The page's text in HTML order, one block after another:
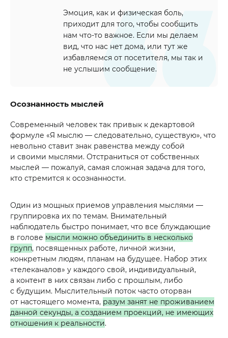
Эмоция, как и физическая боль,
приходит для того, чтобы сообщить
нам что-то важное. Если мы делаем
вид, что нас нет дома, или тут же
избавляемся от посетителя, мы так и
не услышим сообщение.
Осознанность мыслей
Современный человек так привык к декартовой
формуле «Я мыслю — следовательно, существую», что
невольно ставит знак равенства между собой
и своими мыслями. Отстраниться от собственных
мыслей — пожалуй, самая сложная задача для того,
кто стремится к осознанности.
Один из мощных приемов управления мыслями —
группировка их по темам. Внимательный
наблюдатель быстро понимает, что все блуждающие
в голове мысли можно объединить в несколько
групп, посвященных работе, личной жизни,
конкретным людям, планам на будущее. Набор этих
«телеканалов» у каждого свой, индивидуальный,
а контент в них связан либо с прошлым, либо
с будущим. Мыслительный поток часто оторван
от настоящего момента, разум занят не проживанием
данной секунды, а созданием проекций, не имеющих
отношения к реальности.